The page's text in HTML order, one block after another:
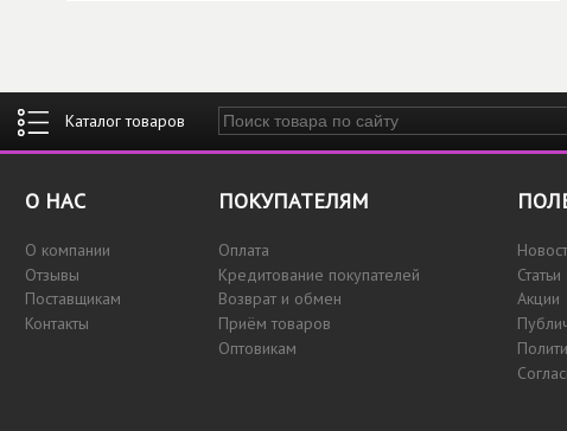
Введите ключевые слова для поиска
О НАС
О компании
Отзывы
Поставщикам
Контакты
ПОКУПАТЕЛЯМ
Оплата
Кредитование покупателей
Возврат и обмен
Приём товаров
Оптовикам
Статьи
Акции